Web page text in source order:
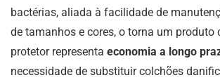
bactérias, aliada à facilidade de
de tamanhos e cores, o torna um produto
protetor representa economia a longo
necessidade de substituir colchões